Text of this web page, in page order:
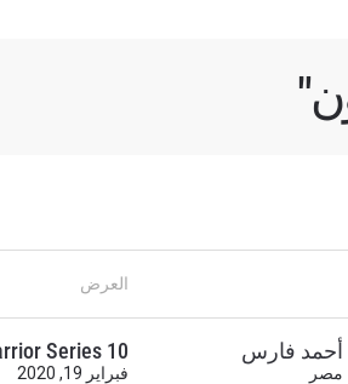
العرض
أحمد فارس
مصر
Series 10
فبراير 19, 2020